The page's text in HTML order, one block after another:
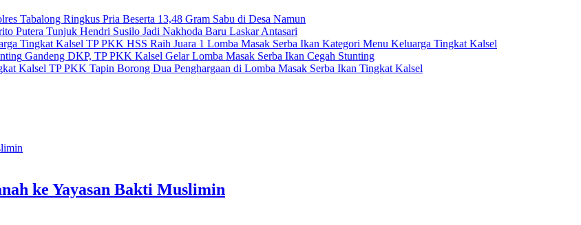
Tabalong Ringkus Pria Beserta 13,48 Gram Sabu di Desa Namun
Putera Tunjuk Hendri Susilo Jadi Nakhoda Baru Laskar Antasari
TP PKK HSS Raih Juara 1 Lomba Masak Serba Ikan Kategori Menu Keluarga Tingkat Kalsel
Gandeng DKP, TP PKK Kalsel Gelar Lomba Masak Serba Ikan Cegah Stunting
TP PKK Tapin Borong Dua Penghargaan di Lomba Masak Serba Ikan Tingkat Kalsel
ke Yayasan Bakti Muslimin